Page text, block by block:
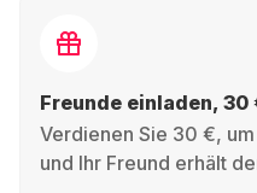
Freunde einladen, 30
Verdienen Sie 30 €,
und Ihr Freund erhält